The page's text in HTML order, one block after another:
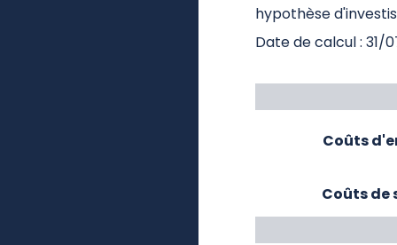
hypothèse
Date de calcul : 31/
Coûts
Coûts de